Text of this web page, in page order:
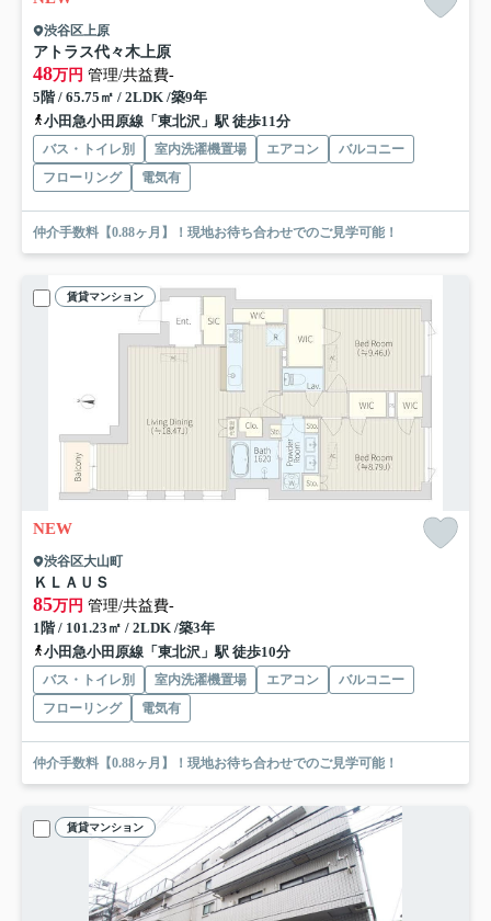
渋谷区上原
アトラス代々木上原
48万円 管理/共益費-
5階 / 65.75㎡ / 2LDK /築9年
小田急小田原線「東北沢」駅 徒歩11分
バス・トイレ別 室内洗濯機置場 エアコン
バルコニー
フローリング
電気有
仲介手数料【0.88ヶ月】！現地お待ち合わせでのご見学可能！
賃貸マンション
NEW
渋谷区大山町
ＫＬＡＵＳ
85万円 管理/共益費-
1階 / 101.23㎡ / 2LDK /築3年
小田急小田原線「東北沢」駅 徒歩10分
バス・トイレ別 室内洗濯機置場 エアコン
バルコニー
フローリング
電気有
仲介手数料【0.88ヶ月】！現地お待ち合わせでのご見学可能！
賃貸マンション